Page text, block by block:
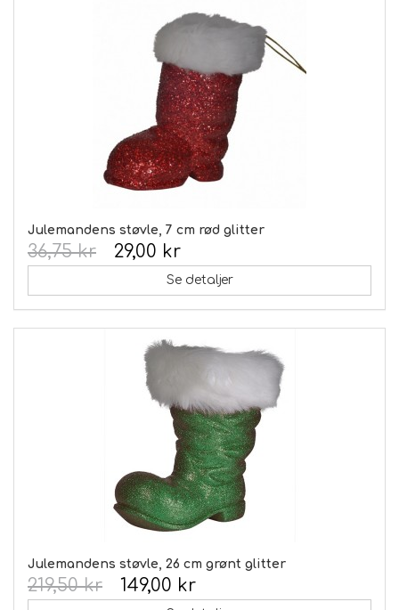
Julemandens støvle, 7 cm rød glitter
29,00 kr
36,75 kr
Se detaljer
Julemandens støvle, 26 cm grønt glitter
149,00 kr
219,50 kr